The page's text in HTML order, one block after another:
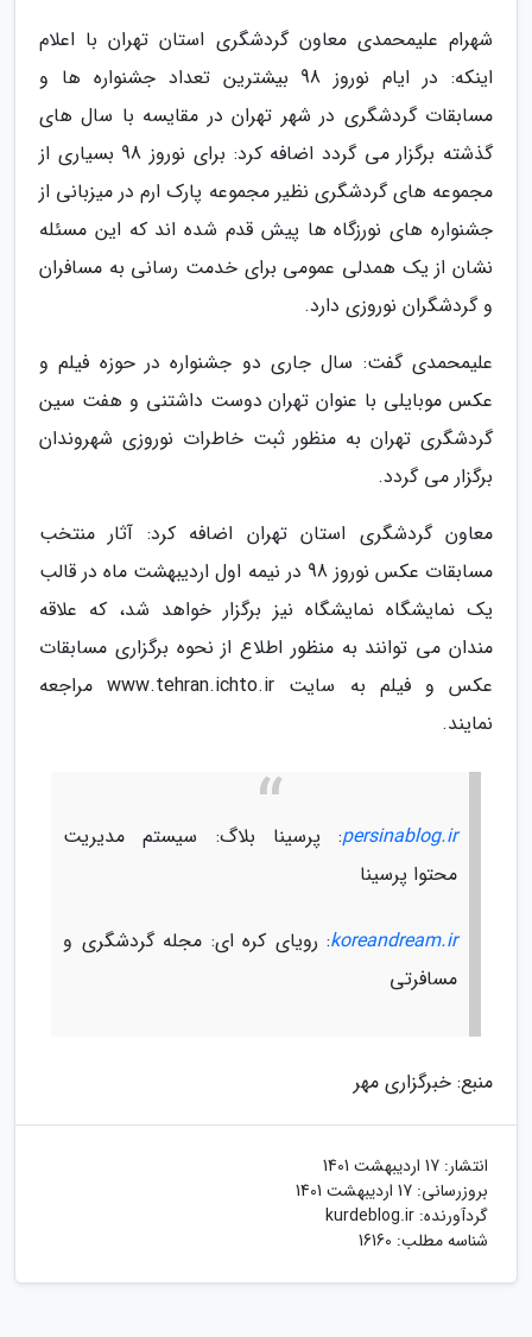
شهرام علیمحمدی معاون گردشگری استان تهران با اعلام
اینکه: در ایام نوروز 98 بیشترین تعداد جشنواره ها و
مسابقات گردشگری در شهر تهران در مقایسه با سال های
گذشته برگزار می گردد اضافه کرد: برای نوروز 98 بسیاری از
مجموعه های گردشگری نظیر مجموعه پارک ارم در میزبانی از
جشنواره های نورزگاه ها پیش قدم شده اند که این مسئله
نشان از یک همدلی عمومی برای خدمت رسانی به مسافران
و گردشگران نوروزی دارد.
علیمحمدی گفت: سال جاری دو جشنواره در حوزه فیلم و
عکس موبایلی با عنوان تهران دوست داشتنی و هفت سین
گردشگری تهران به منظور ثبت خاطرات نوروزی شهروندان
برگزار می گردد.
معاون گردشگری استان تهران اضافه کرد: آثار منتخب
مسابقات عکس نوروز 98 در نیمه اول اردیبهشت ماه در قالب
یک نمایشگاه نمایشگاه نیز برگزار خواهد شد، که علاقه
مندان می توانند به منظور اطلاع از نحوه برگزاری مسابقات
عکس و فیلم به سایت www.tehran.ichto.ir مراجعه
نمایند.
persinablog.ir: پرسینا بلاگ: سیستم مدیریت
محتوا پرسینا
koreandream.ir: رویای کره ای: مجله گردشگری و
مسافرتی
منبع: خبرگزاری مهر
انتشار: 17 اردیبهشت 1401
بروزرسانی: 17 اردیبهشت 1401
گردآورنده: kurdeblog.ir
شناسه مطلب: 16160